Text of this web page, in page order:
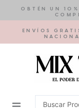
contenido
OBTÉN UN
ENVÍOS
Search